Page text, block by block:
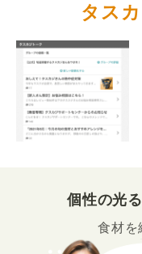
タス
個性の光
食材を